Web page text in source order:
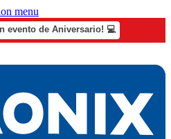
menu
evento de Aniversario! 💻